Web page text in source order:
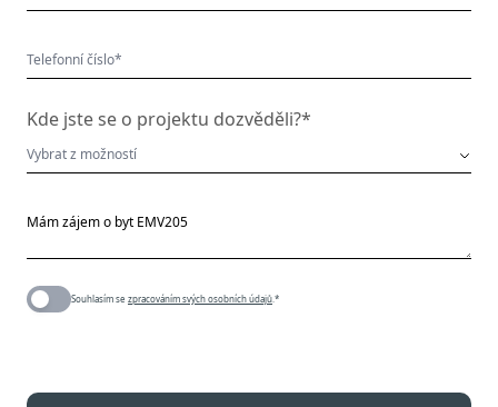
Kde jste se o projektu dozvěděli?*
Souhlasím se zpracováním svých osobních údajů.*